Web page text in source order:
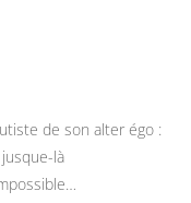
de son alter égo :
là